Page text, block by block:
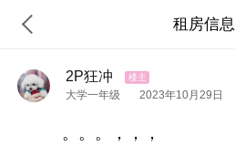
租房信息
2P狂冲
大学一年级 2023年10月29日
。。。，，，